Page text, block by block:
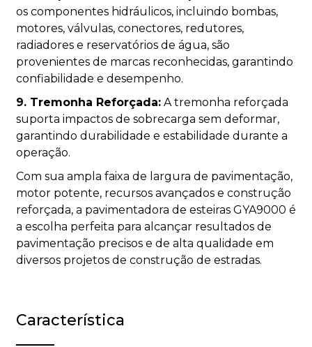
os componentes hidráulicos, incluindo bombas,
motores, válvulas, conectores, redutores,
radiadores e reservatórios de água, são
provenientes de marcas reconhecidas, garantindo
confiabilidade e desempenho.
9. Tremonha Reforçada:A tremonha reforçada
suporta impactos de sobrecarga sem deformar,
garantindo durabilidade e estabilidade durante a
operação.
Com sua ampla faixa de largura de pavimentação,
motor potente, recursos avançados e construção
reforçada, a pavimentadora de esteiras GYA9000 é
a escolha perfeita para alcançar resultados de
pavimentação precisos e de alta qualidade em
diversos projetos de construção de estradas.
Característica